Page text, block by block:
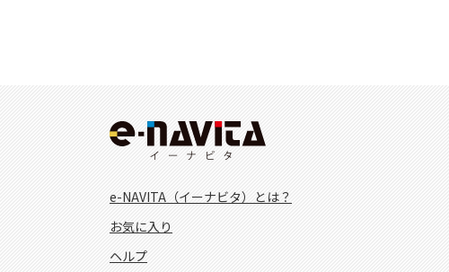
e-NAVITA（イーナビタ）とは？
お気に入り
ヘルプ